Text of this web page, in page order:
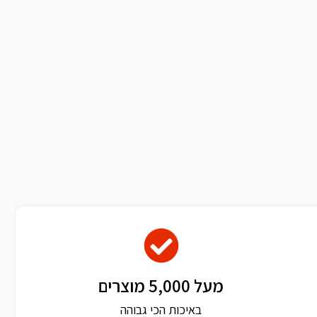
מעל 5,000 מוצרים
באיכות הכי גבוהה